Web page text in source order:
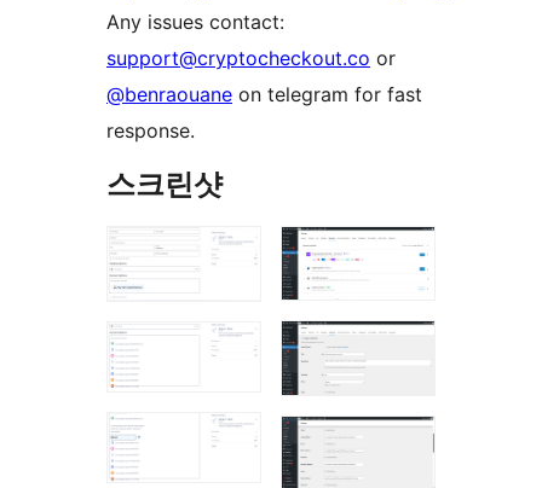
Any issues contact:
support@cryptocheckout.co or
@benraouane on telegram for fast
response.
스크린샷